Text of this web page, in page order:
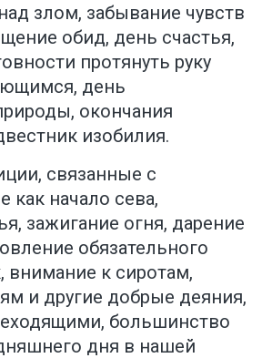
злом, забывание чувств
обид, день счастья,
протянуть руку
день
окончания
изобилия.
связанные с
как начало сева,
зажигание огня, дарение
обязательного
внимание к сиротам,
и другие добрые деяния,
большинство
дня в нашей